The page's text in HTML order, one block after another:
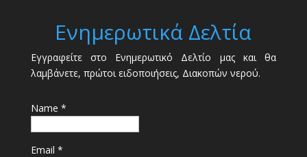
Ενημερωτικά Δελτία
Εγγραφείτε στο Ενημερωτικό Δελτίο μας και θα
λαμβάνετε, πρώτοι ειδοποιήσεις, Διακοπών νερού.
Name *
Email *